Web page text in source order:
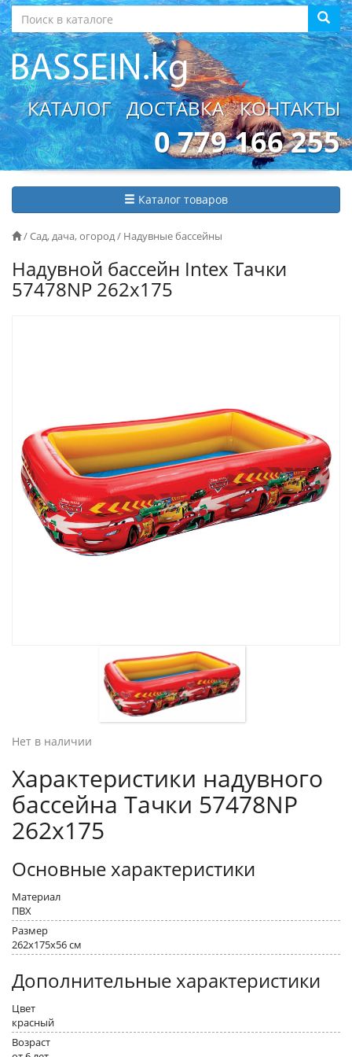
КАТАЛОГ ДОСТАВКА КОНТАКТЫ
0 779 166 255
Каталог товаров
/Сад, дача, огород/ Надувные бассейны
Надувной бассейн Intex Тачки
57478NP 262x175
Нет в наличии
Характеристики надувного
бассейна Тачки 57478NP
262x175
Основные характеристики
Материал
ПВХ
Размер
262x175x56 см
Дополнительные характеристики
Цвет
красный
Возраст